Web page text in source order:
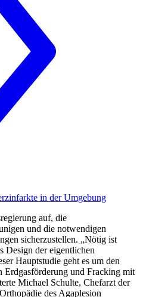
in der Umgebung
auf, die
und die notwendigen
sicherzustellen. „Nötig ist
Design der eigentlichen
Hauptstudie geht es um den
Erdgasförderung und Fracking mit
Michael Schulte, Chefarzt der
des Agaplesion